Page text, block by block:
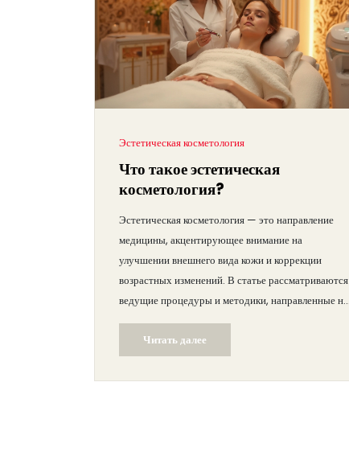
Эстетическая косметология
Что такое эстетическая
косметология?
Эстетическая косметология — это направление
медицины, акцентирующее внимание на
улучшении внешнего вида кожи и коррекции
возрастных изменений. В статье рассматриваются
ведущие процедуры и методики, направленные на
омоложение и поддержание здоровья кожи. Также
описываются основные преимущества и
возможные риски данных процедур. Узнайте, как
правильно выбрать специалиста и на что
Читать далее